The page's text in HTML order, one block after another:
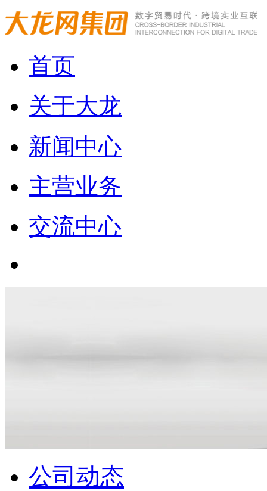
首页
关于大龙
新闻中心
主营业务
交流中心
公司动态